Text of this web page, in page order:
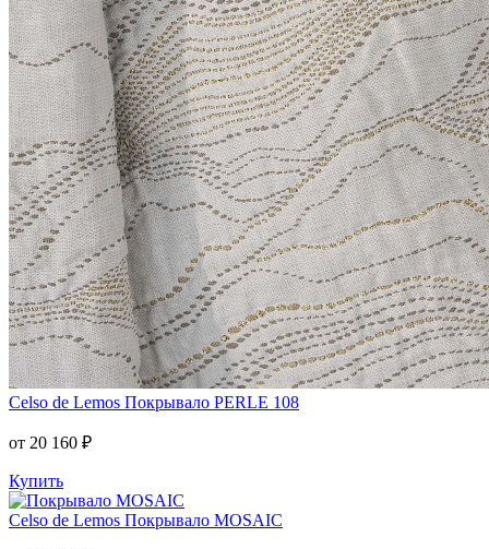
Celso de Lemos Покрывало PERLE 108
от 20 160 ₽
Купить
Celso de Lemos Покрывало MOSAIC